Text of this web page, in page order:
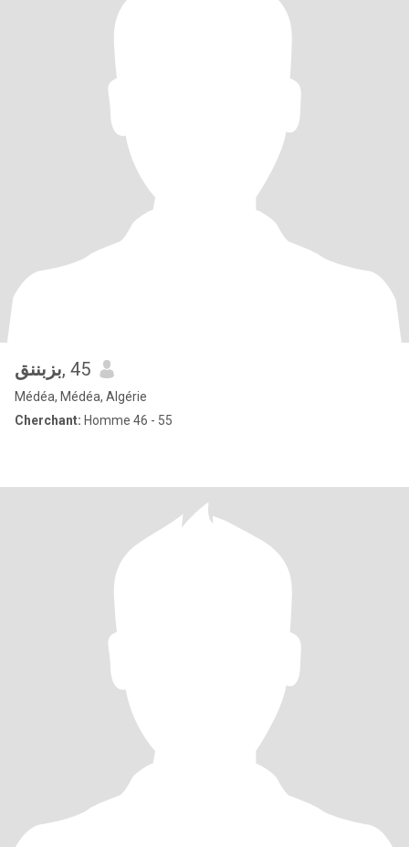
بزبننق, 45
Médéa, Médéa, Algérie
Cherchant: Homme 46 - 55